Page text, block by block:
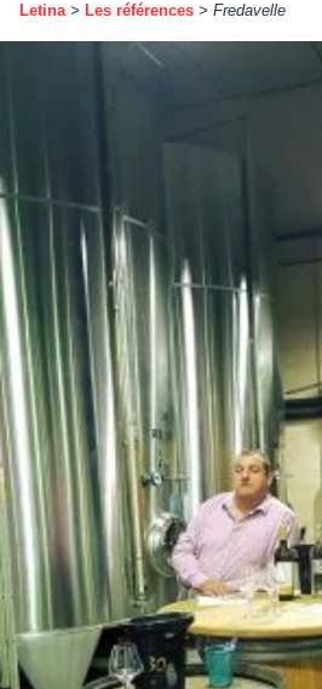
Letina> Les références > Fredavelle